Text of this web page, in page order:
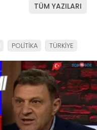
TÜM YAZILARI
POLİTİKA TÜRKİYE